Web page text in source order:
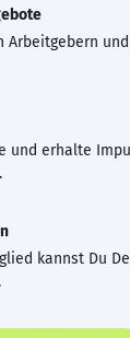
Arbeitgebern
und erhalte
kannst Du